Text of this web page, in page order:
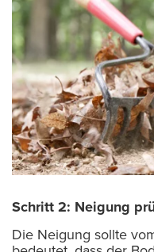
Schritt 2: Neigung
Die Neigung sollte